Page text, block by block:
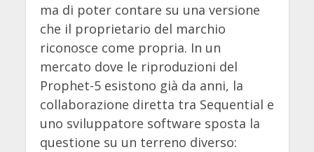
ma di poter contare su una versione
che il proprietario del marchio
riconosce come propria. In un
mercato dove le riproduzioni del
Prophet-5 esistono già da anni, la
collaborazione diretta tra Sequential e
uno sviluppatore software sposta la
questione su un terreno diverso: